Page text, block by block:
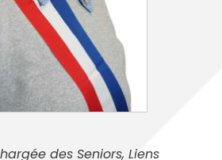
des Seniors, Liens